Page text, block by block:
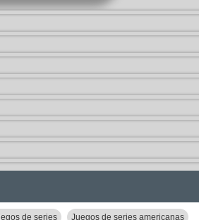
de series Juegos de series americanas